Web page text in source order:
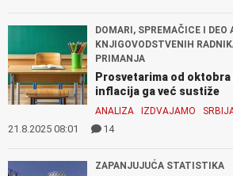
DOMARI, SPREMAČICE I
KNJIGOVODSTVENIH
PRIMANJA
Prosvetarima od
inflacija ga već sustiže
ANALIZA IZDVAJAMO
21.8.2025 08:01 14
ZAPANJUJUĆA STATISTIKA